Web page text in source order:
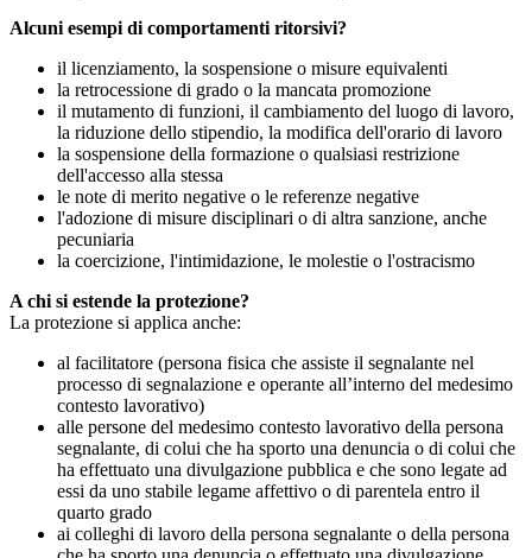
Alcuni esempi di comportamenti ritorsivi?
il licenziamento, la sospensione o misure equivalenti
la retrocessione di grado o la mancata promozione
il mutamento di funzioni, il cambiamento del luogo di lavoro,
la riduzione dello stipendio, la modifica dell'orario di lavoro
la sospensione della formazione o qualsiasi restrizione
dell'accesso alla stessa
le note di merito negative o le referenze negative
l'adozione di misure disciplinari o di altra sanzione, anche
pecuniaria
la coercizione, l'intimidazione, le molestie o l'ostracismo
A chi si estende la protezione?
La protezione si applica anche:
al facilitatore (persona fisica che assiste il segnalante nel
processo di segnalazione e operante all’interno del medesimo
contesto lavorativo)
alle persone del medesimo contesto lavorativo della persona
segnalante, di colui che ha sporto una denuncia o di colui che
ha effettuato una divulgazione pubblica e che sono legate ad
essi da uno stabile legame affettivo o di parentela entro il
quarto grado
ai colleghi di lavoro della persona segnalante o della persona